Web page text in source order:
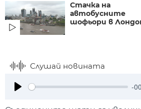
Стачка на
автобусните
шофьори в
Слушай новината
-